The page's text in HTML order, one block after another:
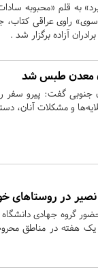
به قلم «محبوبه
راوی عراقی
آزاده برگزار شد .
معدن طبس شد
جنوبی گفت: پیرو
و مشکلات آنان،
نصیر در روستاهای
گروه جهادی
هفته در مناطق